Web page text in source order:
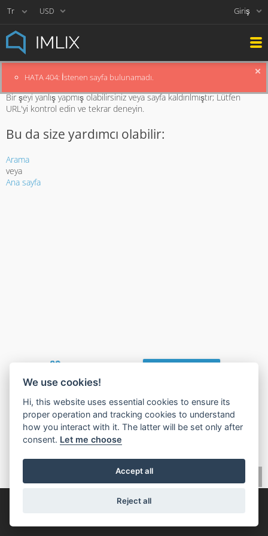
USD Giriş
HATA 404: İstenen sayfa bulunamadı.
Üzgünüz, aradığınız sayfa yok.
Bir şeyi yanlış yapmış olabilirsiniz veya sayfa kaldırılmıştır; Lütfen
URL'yi kontrol edin ve tekrar deneyin.
Bu da size yardımcı olabilir:
Arama
veya
Ana sayfa
🧡
© 2026,
We use cookies!
Hi, this website uses essential cookies to ensure its
proper operation and tracking cookies to understand
how you interact with it. The latter will be set only after
consent. Let me choose
Accept all
Reject all